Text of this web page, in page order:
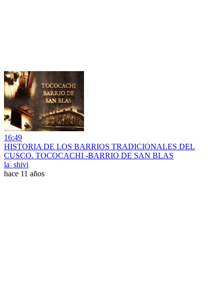
16:49
HISTORIA DE LOS BARRIOS TRADICIONALES DEL
CUSCO. TOCOCACHI -BARRIO DE SAN BLAS
la_shivi
hace 11 años